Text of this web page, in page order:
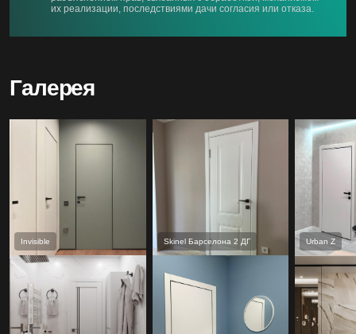
их реализации, последствиями дачи согласия или отказа.
Галерея
Invisible Skinel Барселона 2 ДГ Urban Z